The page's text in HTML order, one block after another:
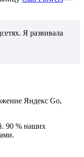
Я развивала
Яндекс Go,
90 % наших